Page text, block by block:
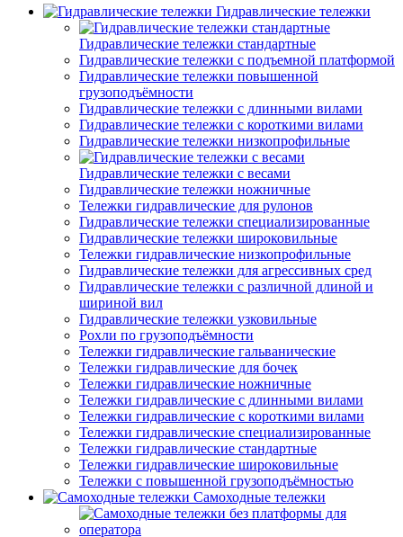
Гидравлические тележки
Гидравлические тележки стандартные
Гидравлические тележки с подъемной платформой
Гидравлические тележки повышенной
грузоподъёмности
Гидравлические тележки с длинными вилами
Гидравлические тележки с короткими вилами
Гидравлические тележки низкопрофильные
Гидравлические тележки с весами
Гидравлические тележки ножничные
Тележки гидравлические для рулонов
Гидравлические тележки специализированные
Гидравлические тележки широковильные
Тележки гидравлические низкопрофильные
Гидравлические тележки для агрессивных сред
Гидравлические тележки с различной длиной и
шириной вил
Гидравлические тележки узковильные
Рохли по грузоподъёмности
Тележки гидравлические гальванические
Тележки гидравлические для бочек
Тележки гидравлические ножничные
Тележки гидравлические с длинными вилами
Тележки гидравлические с короткими вилами
Тележки гидравлические специализированные
Тележки гидравлические стандартные
Тележки гидравлические широковильные
Тележки с повышенной грузоподъёмностью
Самоходные тележки